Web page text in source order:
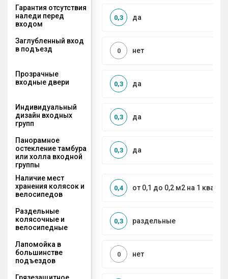
Гарантия отсутствия
наледи перед
входом
да
0,3
Заглубленный вход
в подъезд
нет
0
Прозрачные
входные двери
да
0,3
Индивидуальный
дизайн входных
групп
да
0,3
Панорамное
остекление тамбура
или холла входной
группы
да
0,3
Наличие мест
хранения колясок и
велосипедов
от 0,1 до 0,2 м2 на 1
0,4
Раздельные
колясочные и
велосипедные
раздельные
0,3
Лапомойка в
большинстве
подъездов
нет
0
Грязезащитное